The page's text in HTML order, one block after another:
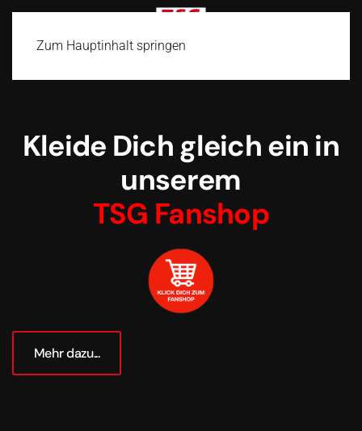
Zum Hauptinhalt springen
Kleide Dich gleich ein in
unserem
TSG Fanshop
Mehr dazu...